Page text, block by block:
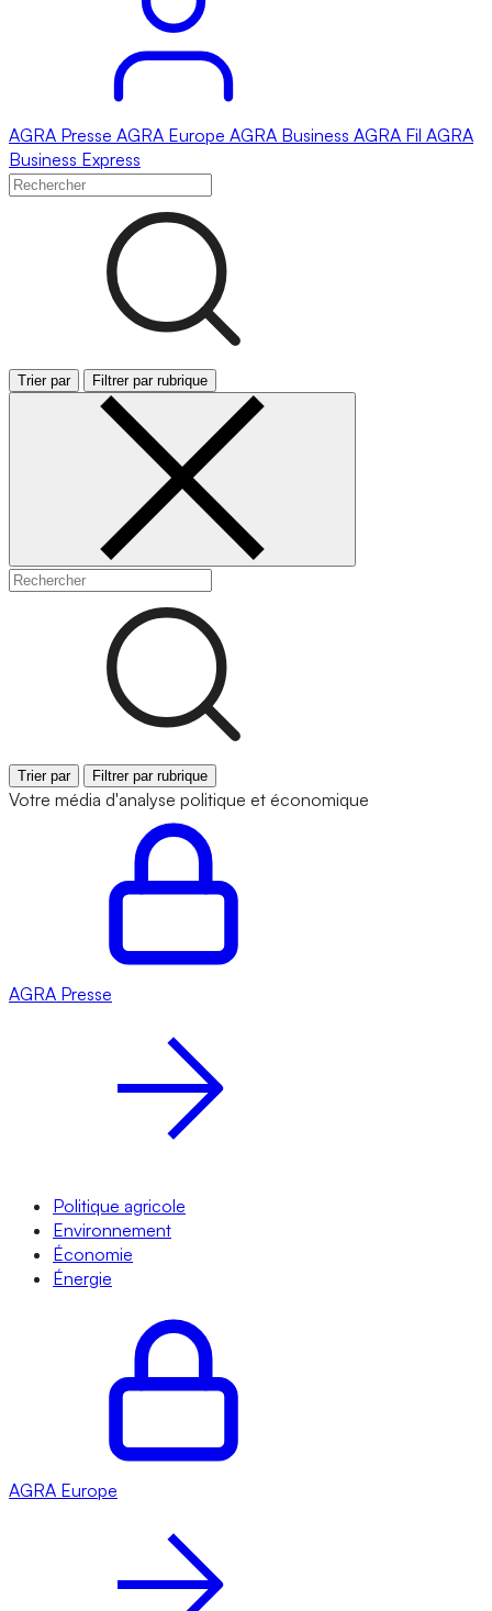
AGRA Presse AGRA Europe AGRA Business AGRA Fil AGRA
Business Express
Trier par Filtrer par rubrique
Trier par Filtrer par rubrique
Votre média d'analyse politique et économique
AGRA Presse
Politique agricole
Environnement
Économie
Énergie
AGRA Europe